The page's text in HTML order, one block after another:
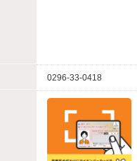
0296-33-0418